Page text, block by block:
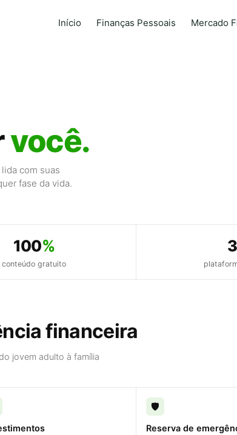
Início Finanças Pessoais Mercado
você.
com suas
fase da vida.
100%
conteúdo gratuito
3
financeira
jovem adulto à família
🛡️
Reserva de